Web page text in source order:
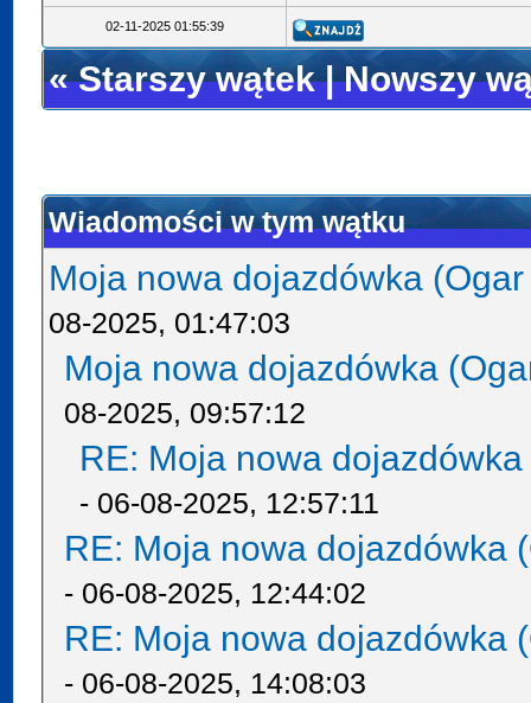
02-11-2025 01:55:39
«Starszy wątek|Nowszy
Wiadomości w tym wątku
Moja nowa dojazdówka
08-2025, 01:47:03
Moja nowa dojazdówka
08-2025, 09:57:12
RE: Moja nowa
- 06-08-2025, 12:57:11
RE: Moja nowa dojazdówka
- 06-08-2025, 12:44:02
RE: Moja nowa dojazdówka
- 06-08-2025, 14:08:03